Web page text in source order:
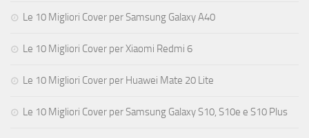
Le 10 Migliori Cover per Samsung Galaxy A40
Le 10 Migliori Cover per Xiaomi Redmi 6
Le 10 Migliori Cover per Huawei Mate 20 Lite
Le 10 Migliori Cover per Samsung Galaxy S10, S10e e S10 Plus